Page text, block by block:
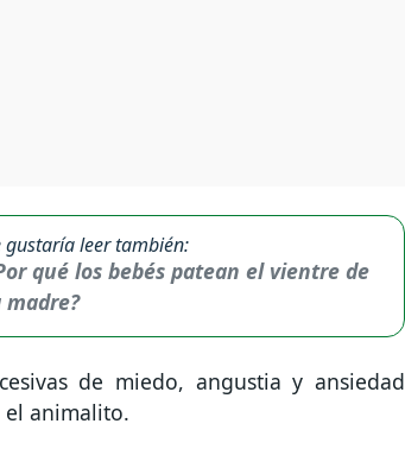
gustaría leer también:
qué los bebés patean el vientre de
madre?
de miedo, angustia y ansiedad
el animalito.